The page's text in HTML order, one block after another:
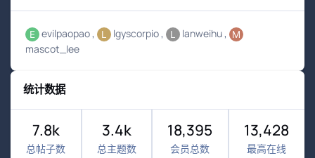
evilpaopao lgyscorpio
lanweihu
mascot_lee
统计数据
7.8k
总帖子数
3.4k
总主题数
18,395
会员总数
13,428
最高在线